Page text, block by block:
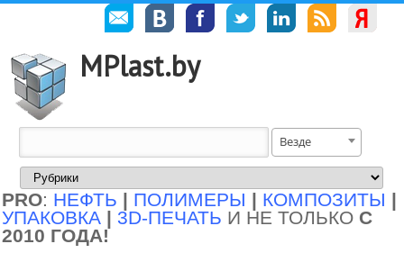
MPlast.by
Везде
PRO: НЕФТЬ | ПОЛИМЕРЫ | КОМПОЗИТЫ |
УПАКОВКА | 3D-ПЕЧАТЬ И НЕ ТОЛЬКО С
2010 ГОДА!